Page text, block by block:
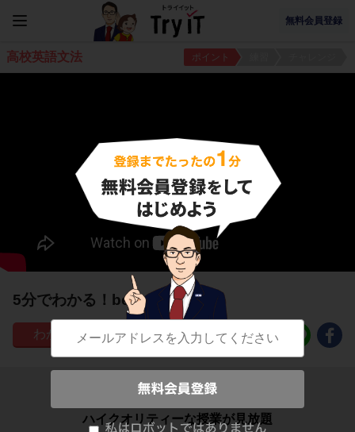
無料会員登録
高校英語文法 ポイント
5分でわかる！be＋to 動詞
179
子どもの勉強から大人の学び直しまで
ハイクオリティーな授業が見放題